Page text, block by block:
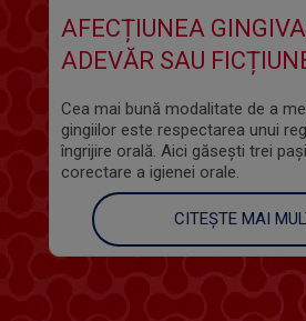
AFECȚIUNEA
ADEVĂR SAU
Cea mai bună modalitate de a
gingiilor este respectarea unui
îngrijire orală. Aici găsești trei
corectare a igienei orale.
CITEȘTE MAI